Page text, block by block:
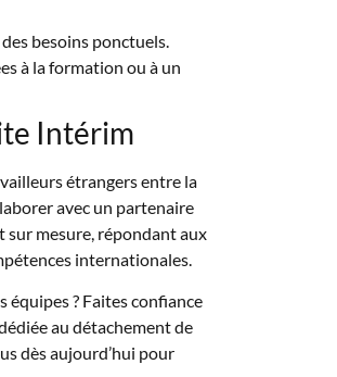
besoins ponctuels.
à la formation ou à un
Intérim
étrangers entre la
avec un partenaire
sur mesure, répondant aux
internationales.
équipes ? Faites confiance
au détachement de
dès aujourd’hui pour